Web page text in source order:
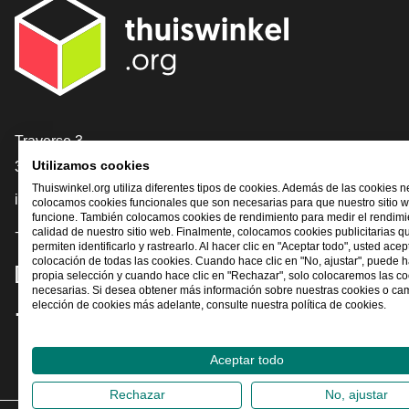
[_General:Contact]
Traverse 3
3905 NL Veenendaal
info@thuiswinkel.org
+31 (0)318 64 85 75
[_General:SocialMediaTitle]
Utilizamos cookies
Thuiswinkel.org utiliza diferentes tipos de cookies. Además de las cookies
colocamos cookies funcionales que son necesarias para que nuestro sitio
funcione. También colocamos cookies de rendimiento para medir el
calidad de nuestro sitio web. Finalmente, colocamos cookies publicitarias
permiten identificarlo y rastrearlo. Al hacer clic en "Aceptar todo", usted
colocación de todas las cookies. Cuando hace clic en "No, ajustar", puede
propia selección y cuando hace clic en "Rechazar", solo colocaremos las
necesarias. Si desea obtener más información sobre nuestras cookies o
elección de cookies más adelante, consulte nuestra política de cookies.
Aceptar todo
Rechazar No, ajustar